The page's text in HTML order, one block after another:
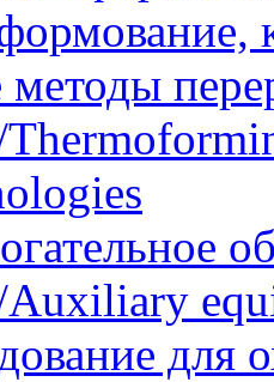
методы
Auxiliary
для